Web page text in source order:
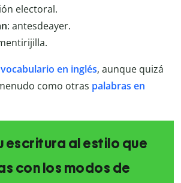
electoral.
: antesdeayer.
vocabulario en inglés, aunque quizá
como otras palabras en
escritura al estilo que
con los modos de